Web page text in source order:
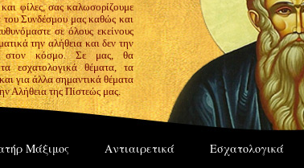
φίλες, σας καλωσορίζουμε
του Συνδέσμου μας καθώς και
σε όλους εκείνους
την αλήθεια και δεν την
στον κόσμο. Σε μας, θα
εσχατολογικά θέματα, τα
για άλλα σημαντικά θέματα
Αλήθεια της Πίστεώς μας.
Μάξιμος Αντιαιρετικά Εσχατολογικά